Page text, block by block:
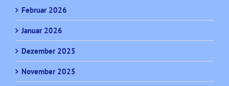
Februar 2026
Januar 2026
Dezember 2025
November 2025